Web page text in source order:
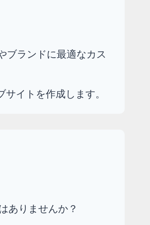
ブランドに最適なカス
イトを作成します。
ありませんか？